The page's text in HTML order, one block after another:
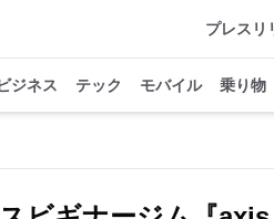
プレスリ
ジネス テック モバイル 乗り物